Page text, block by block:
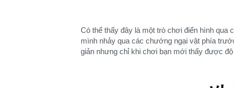
Có thể thấy đây là một trò chơi điển hình
mình nhảy qua các chướng ngại vật phía
giản nhưng chỉ khi chơi bạn mới thấy được độ